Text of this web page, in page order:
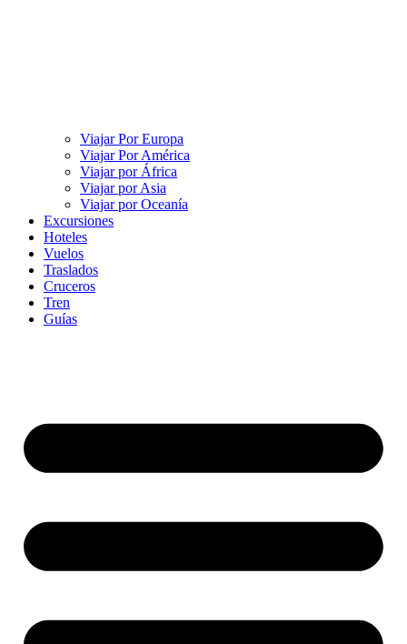
Viajar Por Europa
Viajar Por América
Viajar por África
Viajar por Asia
Viajar por Oceanía
Excursiones
Hoteles
Vuelos
Traslados
Cruceros
Tren
Guías